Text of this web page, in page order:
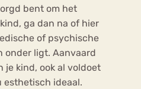
bent om het
ga dan na of hier
of psychische
onder ligt. Aanvaard
je kind, ook al voldoet
esthetisch ideaal.